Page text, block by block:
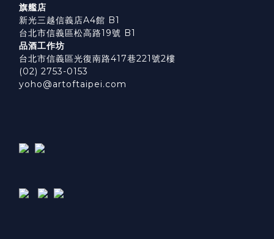
旗艦店
新光三越信義店A4館 B1
台北市信義區松高路19號 B1
品酒工作坊
台北市信義區光復南路417巷221號2樓
(02) 2753-0153
yoho@artoftaipei.com